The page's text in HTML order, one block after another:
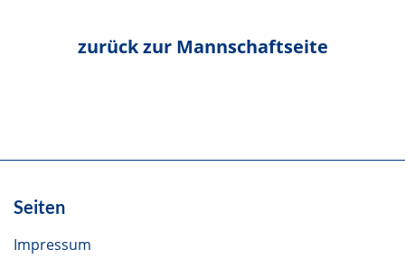
Seiten
Impressum